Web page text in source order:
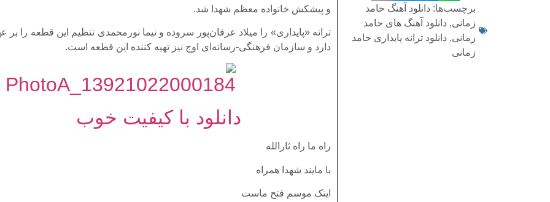
برچسب‌ها: دانلود آهنگ حامد
زمانی, دانلود آهنگ های حامد
زمانی, دانلود ترانه پایداری حامد
زمانی
و پیشکش خانواده معظم شهدا شد.
ترانه «پایداری» را میلاد عرفان‌پور سروده و نیما نورمحمدی تنظیم این قطعه را بر
دارد و سازمان فرهنگی-رسانه‌ای اوج نیز تهیه کننده این قطعه است.
دانلود با کیفیت خوب
راه ما راه ثارالله
با مایند شهدا همراه
اینک موسم فتح ماست